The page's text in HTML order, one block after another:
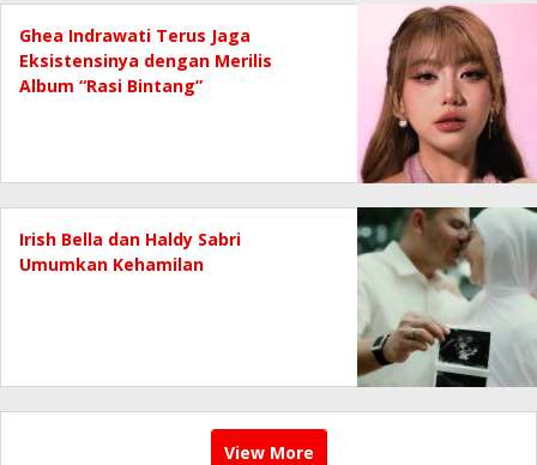
Ghea Indrawati Terus Jaga
Eksistensinya dengan Merilis
Album “Rasi Bintang”
Irish Bella dan Haldy Sabri
Umumkan Kehamilan
View More